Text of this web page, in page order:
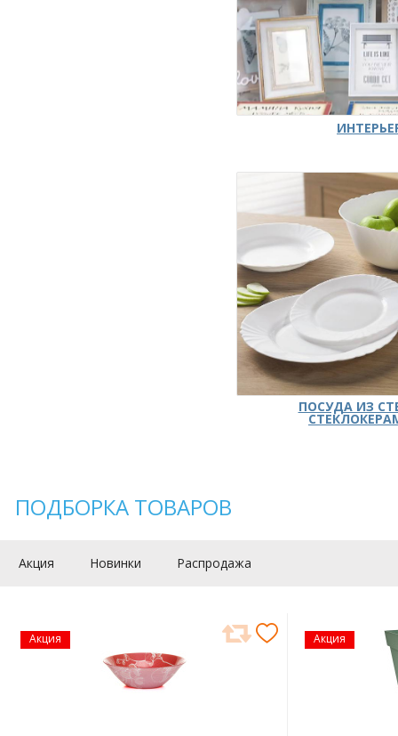
ПОСУДА ИЗ
ПОДБОРКА ТОВАРОВ
Акция Новинки Распродажа
Акция Акция